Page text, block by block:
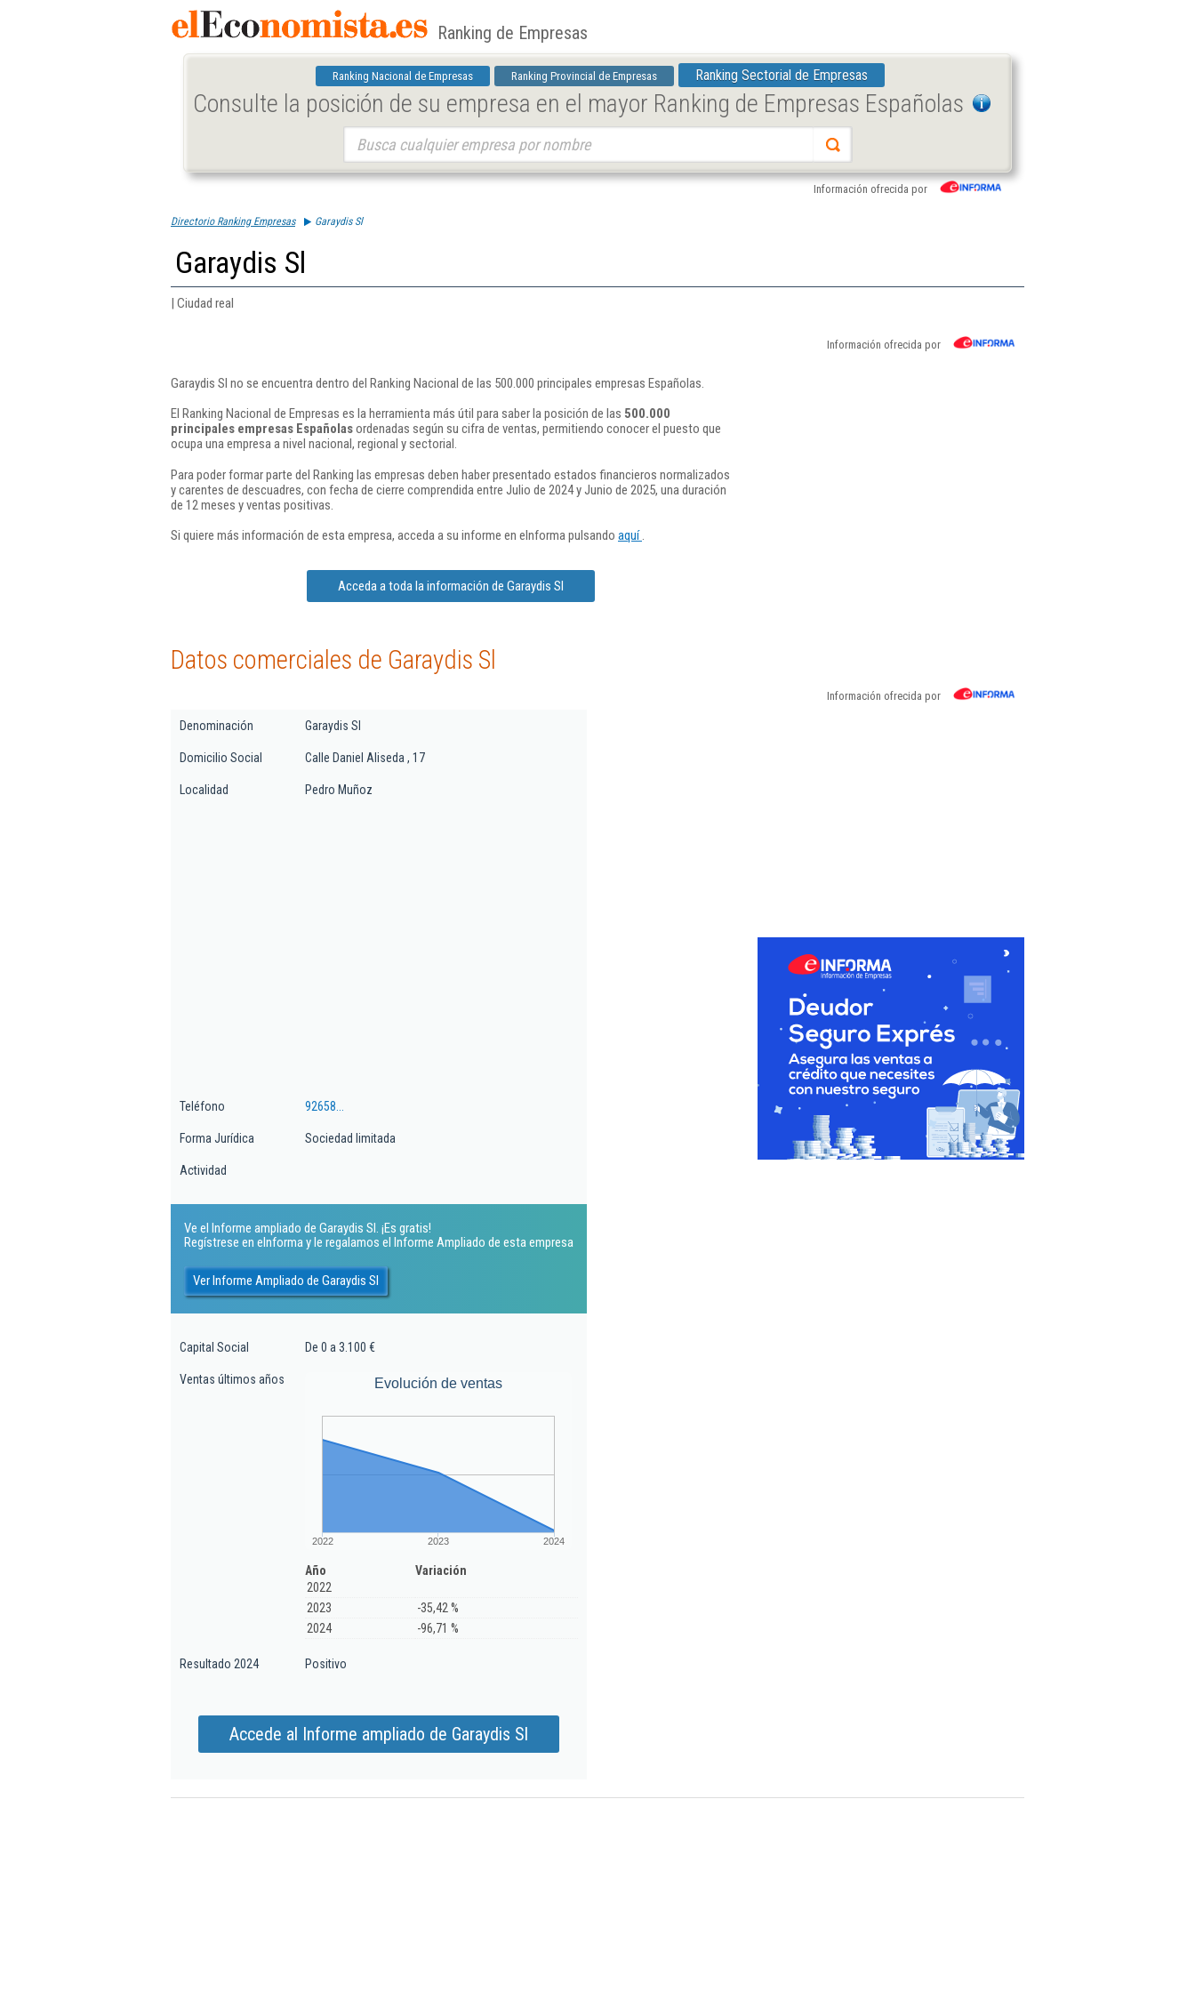
Ranking de Empresas
Ranking Nacional de Empresas Ranking Provincial de Empresas Ranking Sectorial de Empresas
Consulte la posición de su empresa en el mayor Ranking de Empresas Españolas
Información ofrecida por
Directorio Ranking Empresas Garaydis Sl
Garaydis Sl
| Ciudad real
Información ofrecida por
Garaydis Sl no se encuentra dentro del Ranking Nacional de las 500.000 principales empresas Españolas.
El Ranking Nacional de Empresas es la herramienta más útil para saber la posición de las 500.000
principales empresas Españolasordenadas según su cifra de ventas, permitiendo conocer el puesto que
ocupa una empresa a nivel nacional, regional y sectorial.
Para poder formar parte del Ranking las empresas deben haber presentado estados financieros normalizados
y carentes de descuadres, con fecha de cierre comprendida entre Julio de 2024 y Junio de 2025, una duración
de 12 meses y ventas positivas.
Si quiere más información de esta empresa, acceda a su informe en eInforma pulsando aquí.
Acceda a toda la información de Garaydis Sl
Datos comerciales de Garaydis Sl
Información ofrecida por
Denominación Garaydis Sl
Domicilio Social Calle Daniel Aliseda , 17
Localidad Pedro Muñoz
Teléfono 92658...
Forma Jurídica Sociedad limitada
Actividad
Ve el Informe ampliado de Garaydis Sl. ¡Es gratis!
Regístrese en eInforma y le regalamos el Informe Ampliado de esta empresa
Ver Informe Ampliado de Garaydis Sl
Capital Social De 0 a 3.100 €
Ventas últimos años Evolución de ventas
2022 2023 2024
Año
Variación
2022
2023
-35,42 %
2024
-96,71 %
Resultado 2024 Positivo
Accede al Informe ampliado de Garaydis Sl